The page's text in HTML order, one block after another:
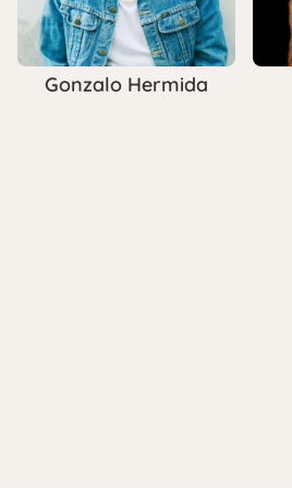
Gonzalo Hermida